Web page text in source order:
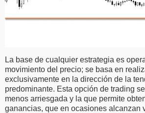
La base de cualquier estrategia es
movimiento del precio; se basa en
exclusivamente en la dirección de la
predominante. Esta opción de trading
menos arriesgada y la que permite
ganancias, que en ocasiones alcanzan